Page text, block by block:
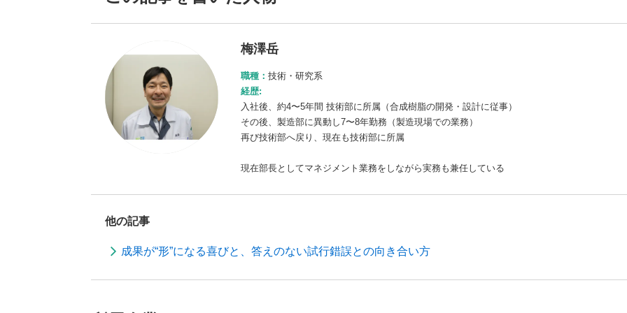
梅澤岳
職種： 技術・研究系
経歴:
入社後、約4〜5年間 技術部に所属（合成樹脂の開発・設計に従事）
その後、製造部に異動し7〜8年勤務（製造現場での業務）
再び技術部へ戻り、現在も技術部に所属
現在部長としてマネジメント業務をしながら実務も兼任している
他の記事
成果が“形”になる喜びと、答えのない試行錯誤との向き合い方